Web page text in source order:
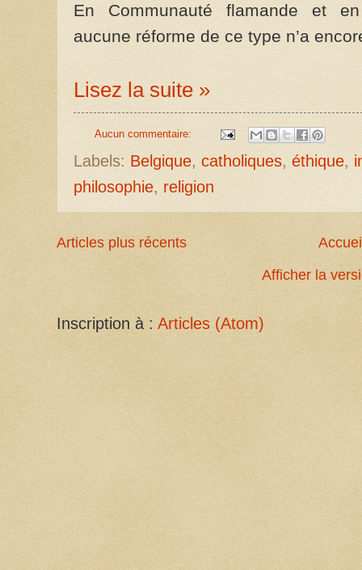
En Communauté flamande et en
aucune réforme de ce type n’a
Lisez la suite »
Aucun commentaire:
Labels: Belgique, catholiques, éthique,
philosophie, religion
Articles plus récents
Afficher la
Inscription à : Articles (Atom)